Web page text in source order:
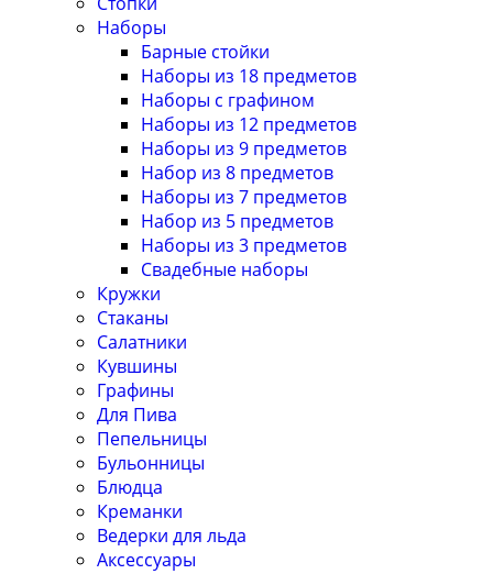
Наборы
Барные стойки
Наборы из 18 предметов
Наборы с графином
Наборы из 12 предметов
Наборы из 9 предметов
Набор из 8 предметов
Наборы из 7 предметов
Набор из 5 предметов
Наборы из 3 предметов
Свадебные наборы
Кружки
Стаканы
Салатники
Кувшины
Графины
Для Пива
Пепельницы
Бульонницы
Блюдца
Креманки
Ведерки для льда
Аксессуары